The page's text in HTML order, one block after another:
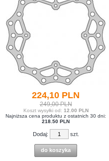
224,10 PLN
249,00 PLN
Koszt wysyłki od: 12.00 PLN
Najniższa cena produktu z ostatnich 30 dni:
218.50 PLN
Dodaj: szt.
do koszyka